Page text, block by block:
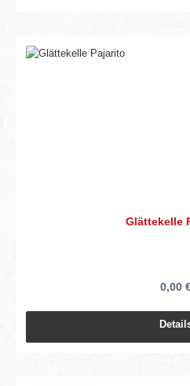
Glättekelle
0,00